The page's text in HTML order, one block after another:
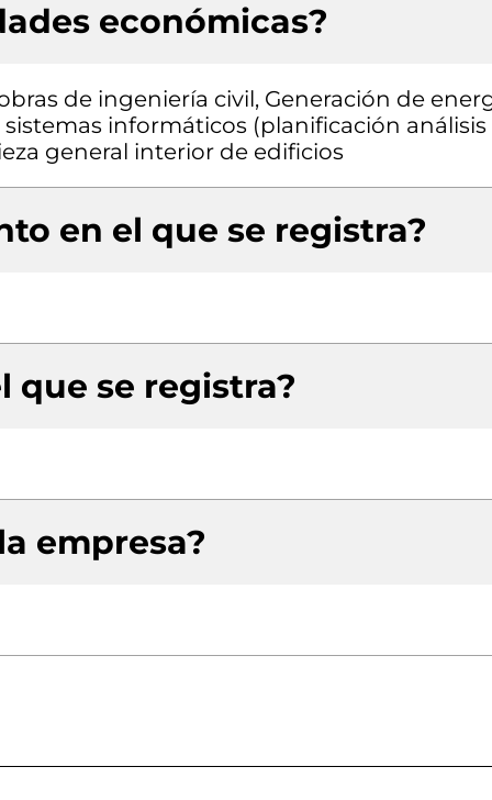
económicas?
de ingeniería civil, Generación de
informáticos (planificación análisis
general interior de edificios
en el que se registra?
que se registra?
empresa?